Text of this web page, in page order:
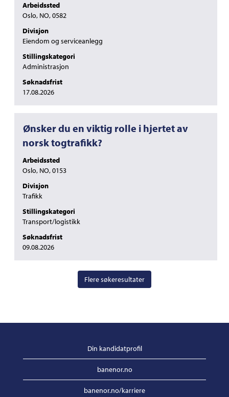
Arbeidssted
Oslo, NO, 0582
Divisjon
Eiendom og serviceanlegg
Stillingskategori
Administrasjon
Søknadsfrist
17.08.2026
mellomromstasten
for
vise
det
fullstendige
innholdet
jobbinformasjonen.
Tittel
Ønsker du en viktig rolle i hjertet av
norsk togtrafikk?
Arbeidssted
Oslo, NO, 0153
Divisjon
Trafikk
Stillingskategori
Transport/logistikk
Søknadsfrist
09.08.2026
Velg
mellomromstasten
for
å
det
fullstendige
innholdet
i
jobbinformasjonen.
Flere søkeresultater
Din kandidatprofil
banenor.no
banenor.no/karriere